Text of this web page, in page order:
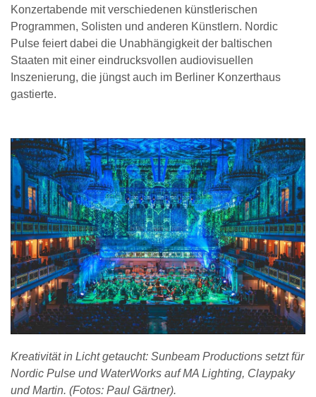
Konzertabende mit verschiedenen künstlerischen
Programmen, Solisten und anderen Künstlern. Nordic
Pulse feiert dabei die Unabhängigkeit der baltischen
Staaten mit einer eindrucksvollen audiovisuellen
Inszenierung, die jüngst auch im Berliner Konzerthaus
gastierte.
Kreativität in Licht getaucht: Sunbeam Productions setzt für
Nordic Pulse und WaterWorks auf MA Lighting, Claypaky
und Martin. (Fotos: Paul Gärtner).